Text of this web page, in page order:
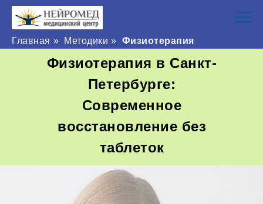
Главная » Методики » Физиотерапия
Физиотерапия в Санкт-
Петербурге:
Современное
восстановление без
таблеток